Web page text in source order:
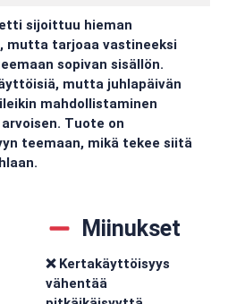
sijoittuu hieman
mutta tarjoaa vastineeksi
sopivan sisällön.
mutta juhlapäivän
mahdollistaminen
Tuote on
teemaan, mikä tekee siitä
Miinukset
❌ Kertakäyttöisyys
vähentää